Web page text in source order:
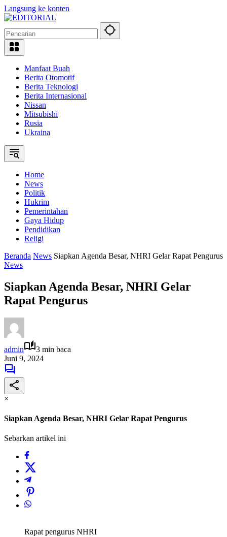
Langsung ke konten
Manfaat Buah
Berita Otomotif
Berita Teknologi
Berita Internasional
Nissan
Mitsubishi
Rusia
Ukraina
Home
News
Politik
Hukrim
Pemerintahan
Gaya Hidup
Pendidikan
Religi
Beranda News Siapkan Agenda Besar, NHRI Gelar Rapat Pengurus
News
Siapkan Agenda Besar, NHRI Gelar
Rapat Pengurus
admin
3 min baca
Juni 9, 2024
×
Siapkan Agenda Besar, NHRI Gelar Rapat Pengurus
Sebarkan artikel ini
Rapat pengurus NHRI